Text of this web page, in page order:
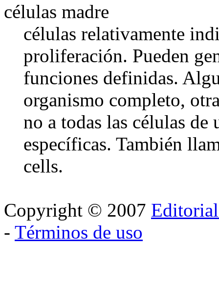
células madre
células relativamente
proliferación. Pueden
funciones definidas.
organismo completo,
no a todas las células
específicas. También
cells.
Copyright © 2007
- Términos de uso